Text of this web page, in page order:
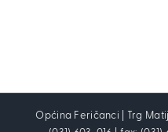
Općina Feričanci | Trg